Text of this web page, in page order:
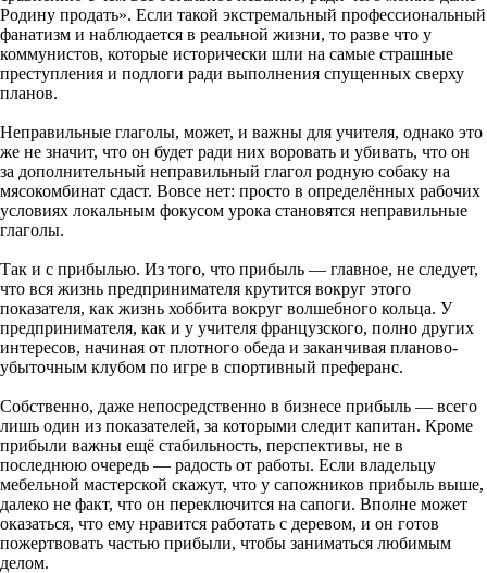
Родину продать». Если такой экстремальный профессиональный
фанатизм и наблюдается в реальной жизни, то разве что у
коммунистов, которые исторически шли на самые страшные
преступления и подлоги ради выполнения спущенных сверху
планов.
Неправильные глаголы, может, и важны для учителя, однако это
же не значит, что он будет ради них воровать и убивать, что он
за дополнительный неправильный глагол родную собаку на
мясокомбинат сдаст. Вовсе нет: просто в определённых рабочих
условиях локальным фокусом урока становятся неправильные
глаголы.
Так и с прибылью. Из того, что прибыль — главное, не следует,
что вся жизнь предпринимателя крутится вокруг этого
показателя, как жизнь хоббита вокруг волшебного кольца. У
предпринимателя, как и у учителя французского, полно других
интересов, начиная от плотного обеда и заканчивая планово-
убыточным клубом по игре в спортивный преферанс.
Собственно, даже непосредственно в бизнесе прибыль — всего
лишь один из показателей, за которыми следит капитан. Кроме
прибыли важны ещё стабильность, перспективы, не в
последнюю очередь — радость от работы. Если владельцу
мебельной мастерской скажут, что у сапожников прибыль выше,
далеко не факт, что он переключится на сапоги. Вполне может
оказаться, что ему нравится работать с деревом, и он готов
пожертвовать частью прибыли, чтобы заниматься любимым
делом.